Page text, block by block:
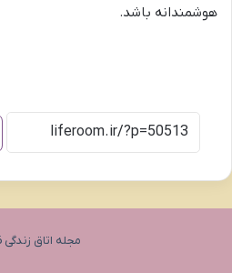
هوشمندانه باشد.
مجله اتاق زندگی 2026